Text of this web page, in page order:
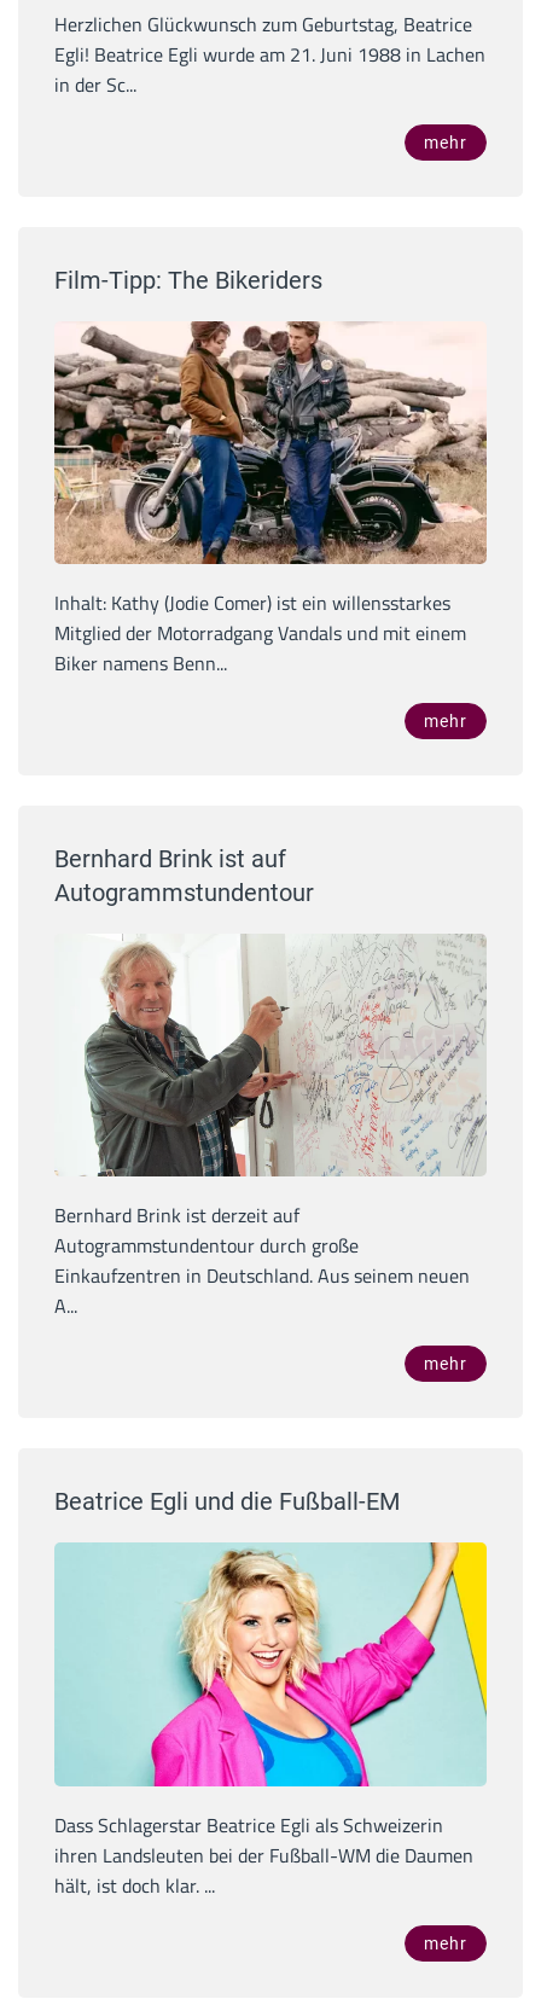
Herzlichen Glückwunsch zum Geburtstag, Beatrice
Egli! Beatrice Egli wurde am 21. Juni 1988 in Lachen
in der Sc...
mehr
Film-Tipp: The Bikeriders
Inhalt: Kathy (Jodie Comer) ist ein willensstarkes
Mitglied der Motorradgang Vandals und mit einem
Biker namens Benn...
mehr
Bernhard Brink ist auf
Autogrammstundentour
Bernhard Brink ist derzeit auf
Autogrammstundentour durch große
Einkaufzentren in Deutschland. Aus seinem neuen
A...
mehr
Beatrice Egli und die Fußball-EM
Dass Schlagerstar Beatrice Egli als Schweizerin
ihren Landsleuten bei der Fußball-WM die Daumen
hält, ist doch klar. ...
mehr